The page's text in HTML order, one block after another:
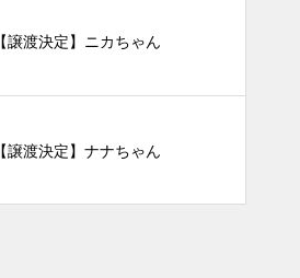
【譲渡決定】ニカちゃん
【譲渡決定】ナナちゃん